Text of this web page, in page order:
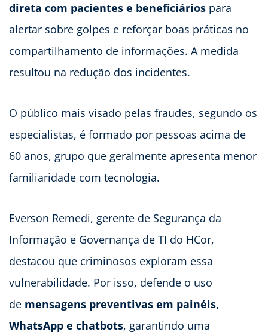
direta com pacientes e beneficiários para
alertar sobre golpes e reforçar boas práticas no
compartilhamento de informações. A medida
resultou na redução dos incidentes.
O público mais visado pelas fraudes, segundo os
especialistas, é formado por pessoas acima de
60 anos, grupo que geralmente apresenta menor
familiaridade com tecnologia.
Everson Remedi, gerente de Segurança da
Informação e Governança de TI do HCor,
destacou que criminosos exploram essa
vulnerabilidade. Por isso, defende o uso
de mensagens preventivas em painéis,
WhatsApp e chatbots, garantindo uma